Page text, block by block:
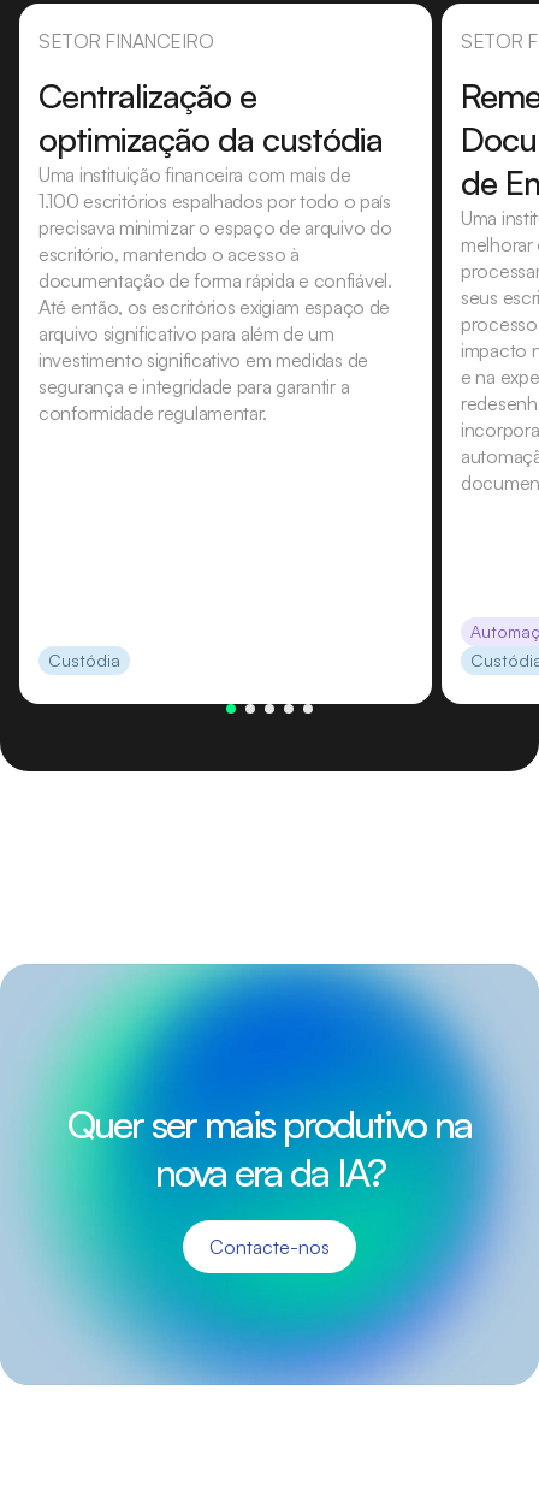
SETOR FINANCEIRO
Centralização e
optimização da custódia
Uma instituição financeira com mais de
1.100 escritórios espalhados por todo o país
precisava minimizar o espaço de arquivo do
escritório, mantendo o acesso à
documentação de forma rápida e confiável.
Até então, os escritórios exigiam espaço de
arquivo significativo para além de um
investimento significativo em medidas de
segurança e integridade para garantir a
conformidade regulamentar.
Custódia
SETOR
de
Uma
seus
impacto
e na
Quer ser mais produtivo na
nova era da IA?
Contacte-nos